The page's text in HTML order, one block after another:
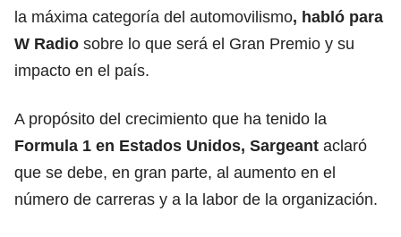
la máxima categoría del automovilismo, habló para
W Radio sobre lo que será el Gran Premio y su
impacto en el país.
A propósito del crecimiento que ha tenido la
Formula 1 en Estados Unidos, Sargeant aclaró
que se debe, en gran parte, al aumento en el
número de carreras y a la labor de la organización.